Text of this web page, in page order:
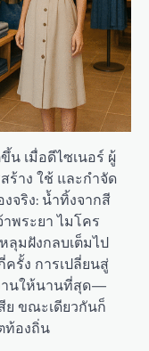
น เมื่อดีไซเนอร์ ผู้
าง ใช้ และกำจัด
จริง: น้ำทิ้งจากสี
พระยา ไมโคร
ลุมฝังกลบเต็มไป
รั้ง การเปลี่ยนสู่
านให้นานที่สุด—
ย ขณะเดียวกันก็
ท้องถิ่น